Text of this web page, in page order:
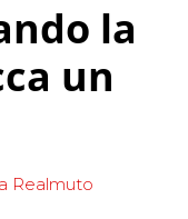
di
la
un
Realmuto